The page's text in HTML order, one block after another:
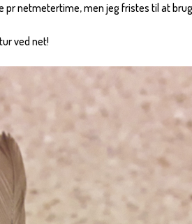
netmetertime, men jeg fristes til at
ved net!